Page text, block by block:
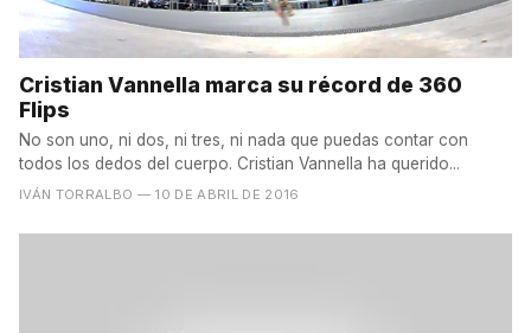
Cristian Vannella marca su récord de 360
Flips
No son uno, ni dos, ni tres, ni nada que puedas contar con
todos los dedos del cuerpo. Cristian Vannella ha querido...
IVÁN TORRALBO — 10 DE ABRIL DE 2016